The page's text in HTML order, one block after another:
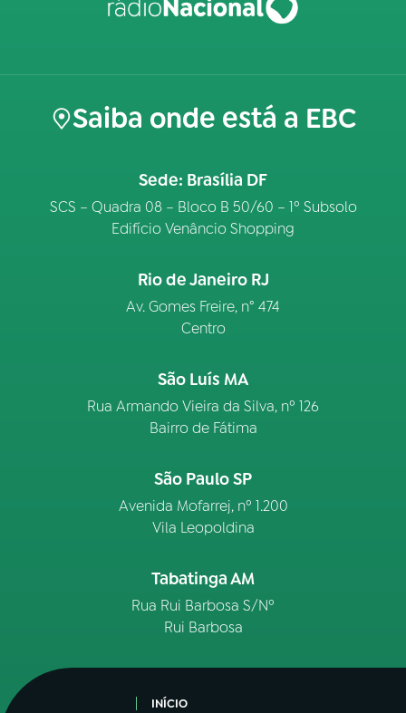
Saiba onde está a EBC
Sede: Brasília DF
SCS – Quadra 08 – Bloco B 50/60 – 1º Subsolo
Edifício Venâncio Shopping
Rio de Janeiro RJ
Av. Gomes Freire, n° 474
Centro
São Luís MA
Rua Armando Vieira da Silva, nº 126
Bairro de Fátima
São Paulo SP
Avenida Mofarrej, nº 1.200
Vila Leopoldina
Tabatinga AM
Rua Rui Barbosa S/Nº
Rui Barbosa
INÍCIO